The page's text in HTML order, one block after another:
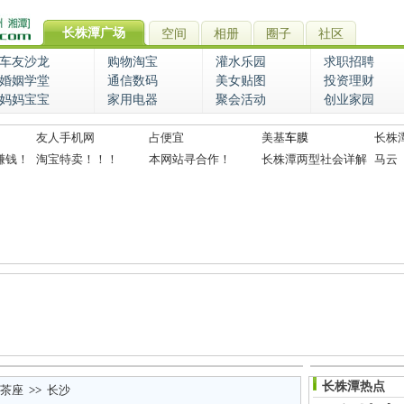
长株潭广场 空间 相册 圈子 社区
车友沙龙 购物淘宝 灌水乐园
求职招聘
婚姻学堂
通信数码 美女贴图
投资理财
妈妈宝宝
家用电器 聚会活动 创业家园
友人手机网 占便宜 美基车膜
长株
！
淘宝特卖！！！ 本网站寻合作！ 长株潭两型社会详解 马云
座 >> 长沙 长株潭热点